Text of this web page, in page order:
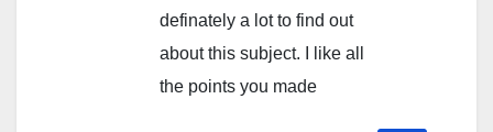
definately a lot to find out
about this subject. I like all
the points you made